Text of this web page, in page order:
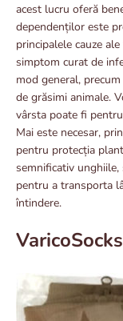
acest lucru oferă
dependenților este
principalele cauze
simptom curat de
mod general,
de grăsimi animale.
vârsta poate fi
Mai este necesar,
pentru protecția
semnificativ unghiile,
pentru a transporta
întindere.